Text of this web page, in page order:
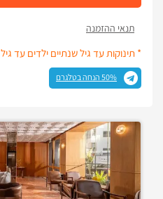
תנאי ההזמנה
* תינוקות עד גיל שנתיים ילדים עד גיל 12 - אלא אם צויין אחרת.
50% הנחה בטלגרם